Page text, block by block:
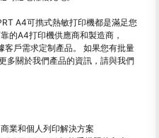
A4可擕式熱敏打印機都是滿足您
的A4打印機供應商和製造商，
客戶需求定制產品。 如果您有批量
多關於我們產品的資訊，請與我們
業和個人列印解決方案